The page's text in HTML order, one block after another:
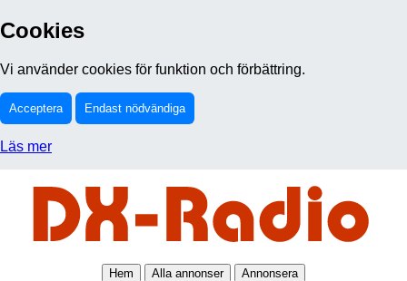
Cookies
Vi använder cookies för funktion och förbättring.
Acceptera Endast nödvändiga
Läs mer
Hem Alla annonser Annonsera